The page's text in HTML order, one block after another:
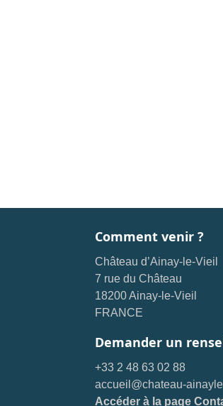
Comment venir ?
Château d’Ainay-le-Vieil
7 rue du Château
18200 Ainay-le-Vieil
FRANCE
Demander un
+33 2 48 63 02 88
accueil@chateau-
Accéder à la page